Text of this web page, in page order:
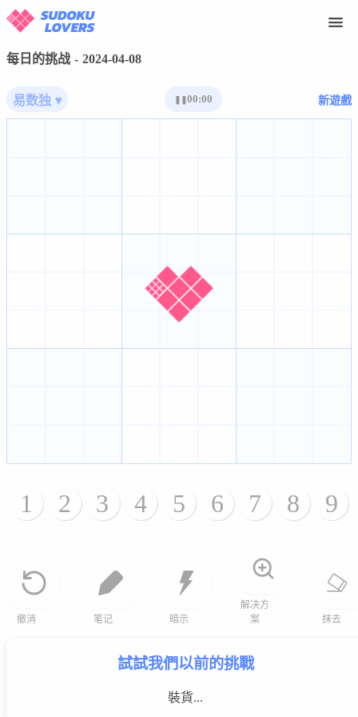
每日的挑战 - 2024-04-08
易数独 ▾ 00:00 新遊戲
1 2 3 4 5 6 7 8 9
撤消 笔记 暗示
解决方
案
抹去
試試我們以前的挑戰
裝貨...